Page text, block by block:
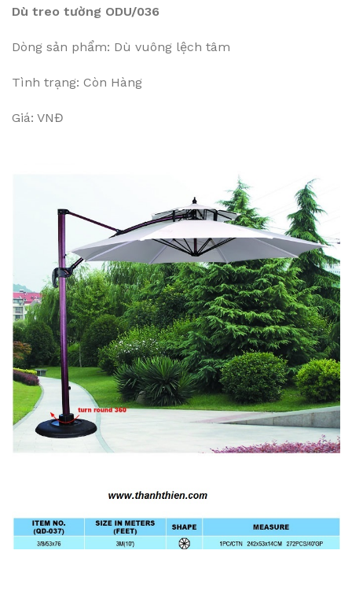
Dù treo tường ODU/036
Dòng sản phẩm: Dù vuông lệch tâm
Tình trạng: Còn Hàng
Giá: VNĐ